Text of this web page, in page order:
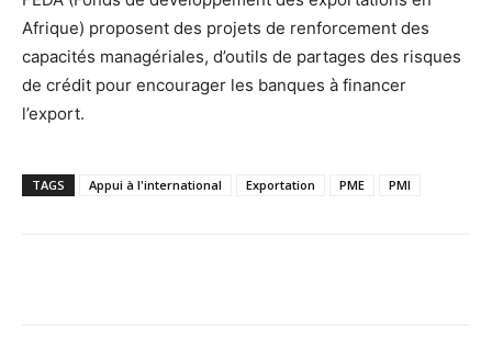
Afrique) proposent des projets de renforcement des
capacités managériales, d’outils de partages des risques
de crédit pour encourager les banques à financer
l’export.
TAGS Appui à l'international Exportation PME PMI